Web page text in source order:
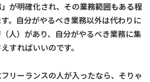
が明確化され、その業務範囲もある程
。自分がやるべき業務以外は代わりに
人）があり、自分がやるべき業務に集
すればいいのです。
リーランスの人が入ったなら、そりゃ